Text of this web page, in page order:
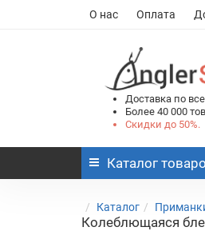
О нас Оплата
Доставка по
Более 40 000
Скидки до 50%.
Каталог
Каталог
Колеблющаяся